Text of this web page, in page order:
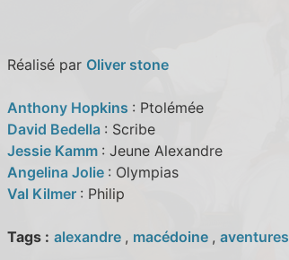
Réalisé par Oliver stone
Anthony Hopkins : Ptolémée
David Bedella : Scribe
Jessie Kamm : Jeune Alexandre
Angelina Jolie : Olympias
Val Kilmer : Philip
Tags : alexandre , macédoine , aventures